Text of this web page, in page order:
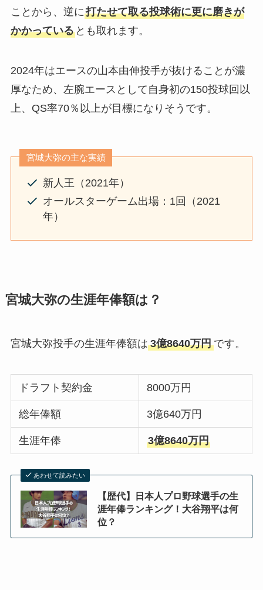
ことから、逆に打たせて取る投球術に更に磨きが
かかっているとも取れます。
2024年はエースの山本由伸投手が抜けることが濃
厚なため、左腕エースとして自身初の150投球回以
上、QS率70％以上が目標になりそうです。
宮城大弥の主な実績
新人王（2021年）
オールスターゲーム出場：1回（2021
年）
宮城大弥の生涯年俸額は？
宮城大弥投手の生涯年俸額は 3億8640万円 です。
ドラフト契約金 8000万円
総年俸額 3億640万円
生涯年俸 3億8640万円
あわせて読みたい
【歴代】日本人プロ野球選手の生
涯年俸ランキング！大谷翔平は何
位？